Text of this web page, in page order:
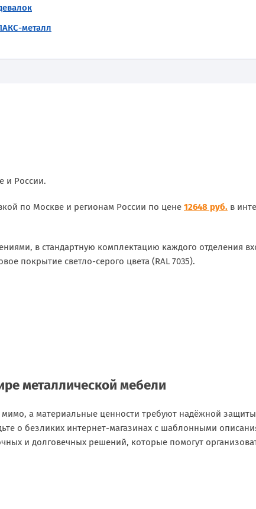
металл
и России.
по Москве и регионам России по цене 12648 руб. в
в стандартную комплектацию каждого отделения
покрытие светло-серого цвета (RAL 7035).
металлической мебели
а материальные ценности требуют надёжной
о безликих интернет-магазинах с шаблонными
и долговечных решений, которые помогут